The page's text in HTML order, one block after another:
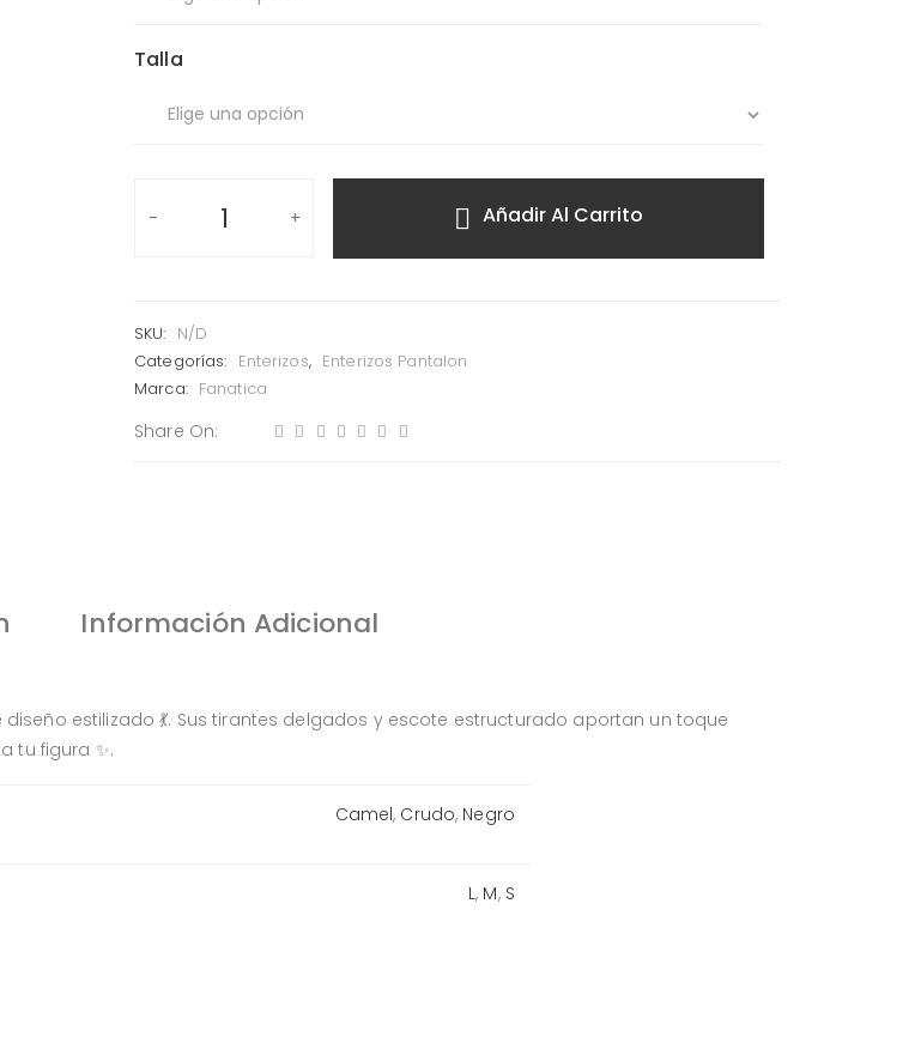
Talla
Añadir Al Carrito
SKU: N/D
Categorías: Enterizos, Enterizos Pantalon
Marca: Fanatica
Share On:
Información Adicional
estilizado 💃. Sus tirantes delgados y escote estructurado aportan un toque
tu figura ✨.
Camel, Crudo, Negro
L, M, S